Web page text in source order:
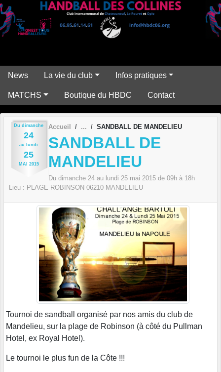
News La vie du club Infos pratiques
MATCHS Boutique du HBDC Contact
Du dimanche
24
au lundi
25
MAI 2015
Accueil SANDBALL DE MANDELIEU
SANDBALL DE
MANDELIEU
Du dimanche 24 au lundi 25 mai 2015 de 09h à 18h
Lieu : PLAGE ROBINSON 06210 MANDELIEU
Tournoi de sandball organisé par nos amis du club de
Mandelieu, sur la plage de Robinson (à côté du Pullman
Hotel, ex Royal Hotel).
Le tournoi le plus fun de la Côte !!!
Panneau de gestion des cookies